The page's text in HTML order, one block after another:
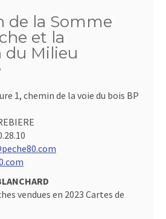
de la Somme
et la
du Milieu
1, chemin de la voie du bois BP
vendues en 2023 Cartes de